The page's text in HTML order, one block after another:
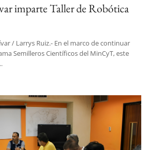
imparte Taller de Robótica
/ Larrys Ruiz.- En el marco de continuar
Semilleros Científicos del MinCyT, este